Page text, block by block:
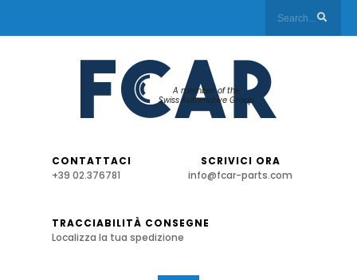
A member of the
Swiss Automotive Group
CONTATTACI
+39 02.376781
SCRIVICI ORA
info@fcar-parts.com
TRACCIABILITÀ CONSEGNE
Localizza la tua spedizione